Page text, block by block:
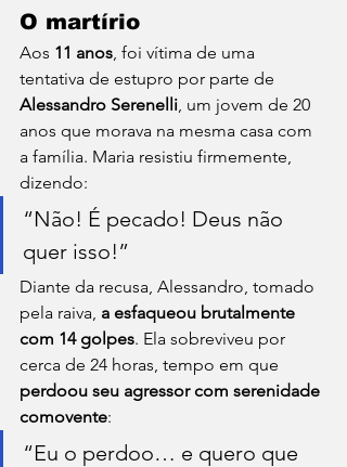
O martírio
Aos 11 anos, foi vítima de uma
tentativa de estupro por parte de
Alessandro Serenelli, um jovem de 20
anos que morava na mesma casa com
a família. Maria resistiu firmemente,
dizendo:
“Não! É pecado! Deus não
quer isso!”
Diante da recusa, Alessandro, tomado
pela raiva, a esfaqueou brutalmente
com 14 golpes. Ela sobreviveu por
cerca de 24 horas, tempo em que
perdoou seu agressor com serenidade
comovente:
“Eu o perdoo… e quero que